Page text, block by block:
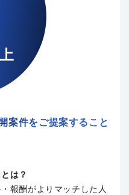
案件をご提案すること
は？
報酬がよりマッチした人